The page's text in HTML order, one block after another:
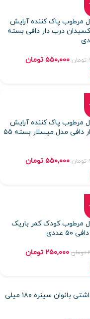
مرطوب پاک کننده آرایش
درب دار دافی بسته
تومان ۵۵۰,۰۰۰ تومان
مرطوب پاک کننده آرایش
درب دار دافی مدل میسلار بسته ۵۵
تومان ۵۵۰,۰۰۰ تومان
مرطوب کودک کمر باریک
۵۰ عددی
تومان ۲۵۰,۰۰۰ تومان
ژل بهداشتی بانوان سینره ۱۸۰ میلی